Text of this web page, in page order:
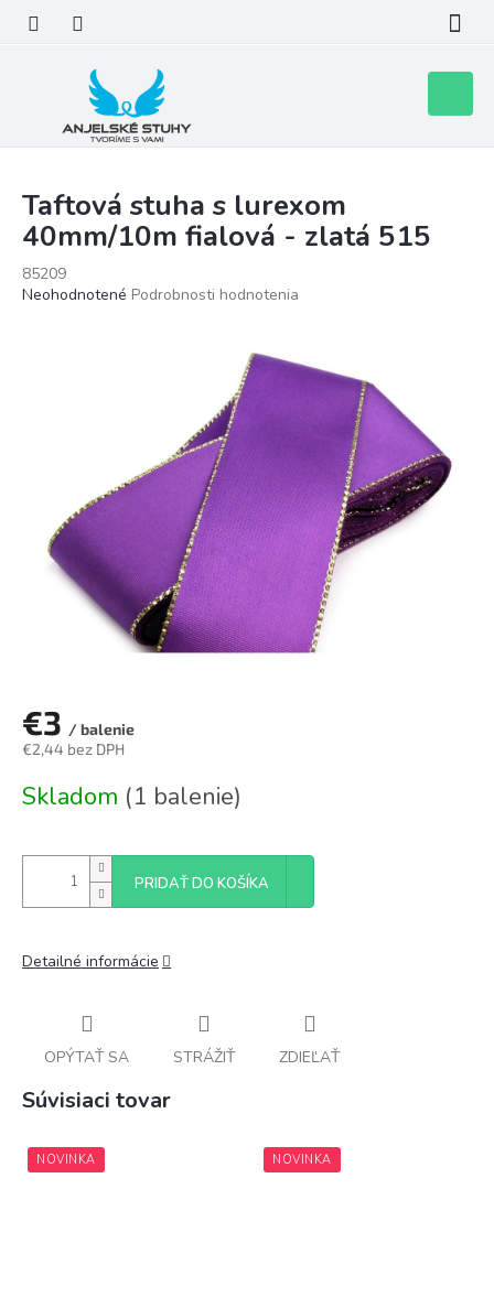
obsah
košík
Taftová stuha s lurexom
40mm/10m fialová - zlatá 515
85209
Priemerné
Neohodnotené Podrobnosti hodnotenia
€3 / balenie
€2,44 bez DPH
cena:
Skladom (1 balenie)
PRIDAŤ DO KOŠÍKA
Detailné informácie
OPÝTAŤ SA STRÁŽIŤ ZDIEĽAŤ
Súvisiaci tovar
NOVINKA NOVINKA